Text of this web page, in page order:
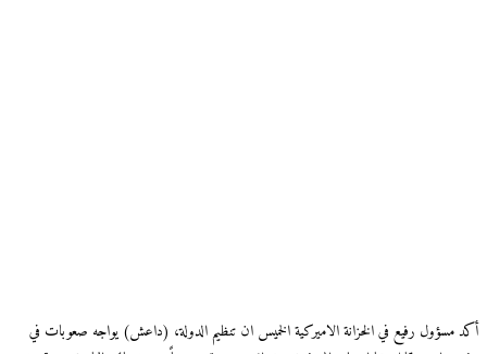
أكد مسؤول رفيع في الخزانة الاميركية الخميس ان تنظيم الدولة، (داعش) يواجه صعوبات في